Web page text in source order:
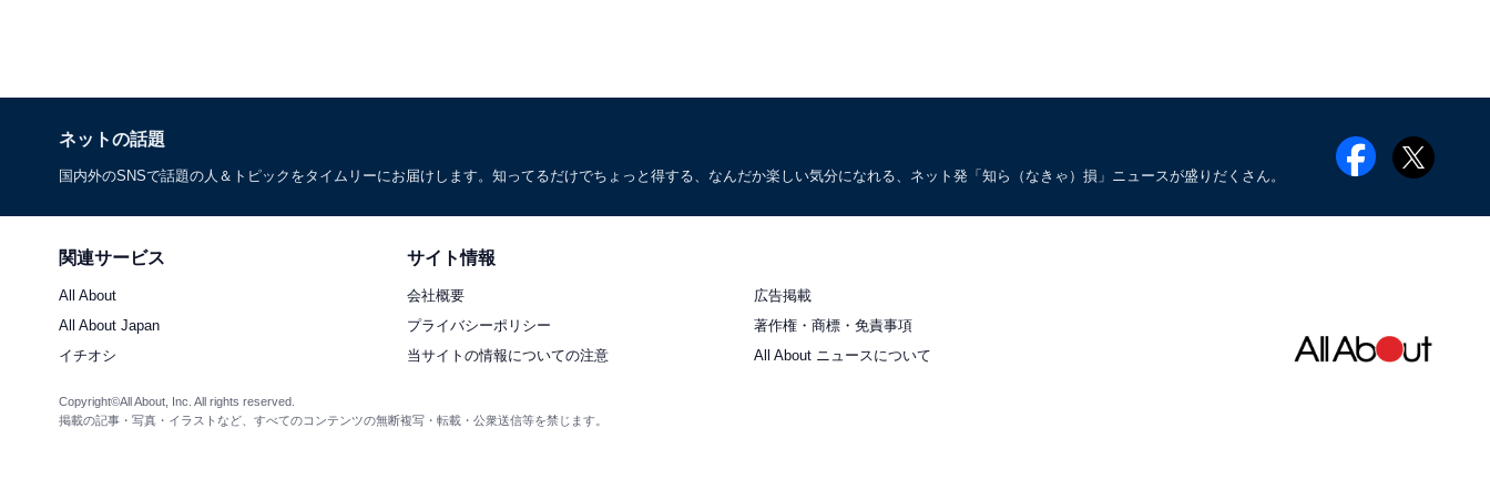
ネットの話題
国内外のSNSで話題の人＆トピックをタイムリーにお届けします。知ってるだけでちょっと得する、なんだか楽しい気分になれる、ネット発「知ら（なきゃ）損」ニュースが盛りだくさん。
関連サービス
All About
All About Japan
イチオシ
サイト情報
会社概要
広告掲載
プライバシーポリシー
著作権・商標・免責事項
当サイトの情報についての注意
All About ニュースについて
Copyright©All About, Inc. All rights reserved.
掲載の記事・写真・イラストなど、すべてのコンテンツの無断複写・転載・公衆送信等を禁じます。